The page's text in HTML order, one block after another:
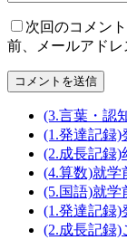
次回のコメン
前、メールアドレ
(3.言葉・認
(1.発達記録)
(2.成長記録)
(4.算数)就学
(5.国語)就学
(1.発達記録)
(2.成長記録)